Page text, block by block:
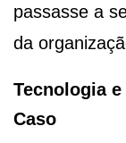
passasse a
da
Tecnologia
Caso